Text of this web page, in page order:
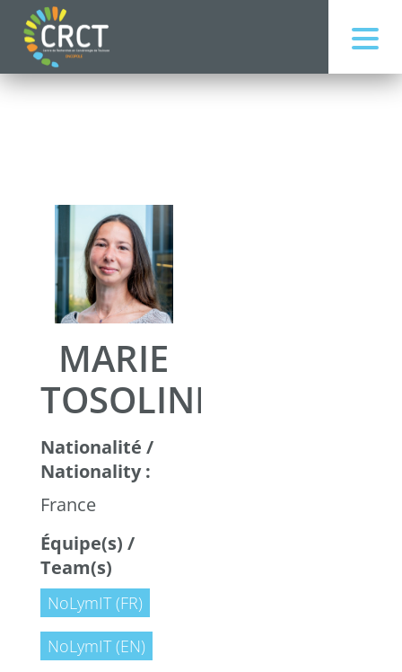
MARIE
TOSOLINI
Nationalité /
Nationality :
France
Équipe(s) /
Team(s)
NoLymIT (FR)
NoLymIT (EN)